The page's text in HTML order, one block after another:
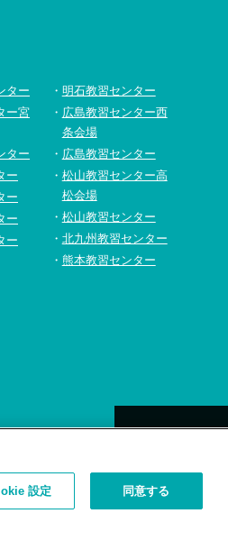
ター
ー宮
ター
ー
ー
ー
ー
明石教習センター
広島教習センター西
条会場
広島教習センター
松山教習センター高
松会場
松山教習センター
北九州教習センター
熊本教習センター
補講が必
設定 同意する